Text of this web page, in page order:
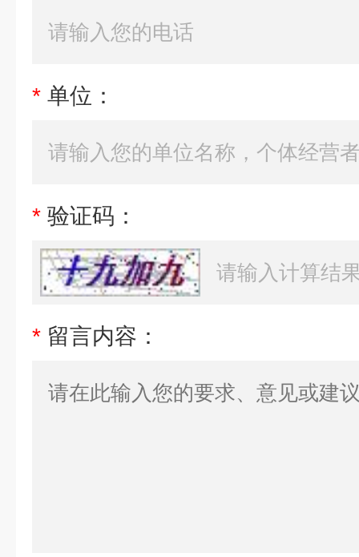
* 单位：
* 验证码：
* 留言内容：